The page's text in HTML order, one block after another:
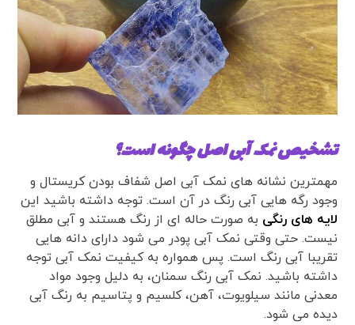
تشخیص نمک آبی اصل چگونه است؟
مهمترین نشانه های نمک آبی اصل شفاف بودن کریستال و
وجود رگه هایی آبی رنگ در آن است. توجه داشته باشید این
لایه های رنگی به صورت حاله ای از رنگ هستند و آبی مطلق
نیست. حتی وقتی نمک آبی پودر می شود دارای دانه هایی
تقریبا آبی رنگ است. پس همواره به کیفیت نمک آبی توجه
داشته باشید. نمک آبی رنگ سمنان، به دلیل وجود مواد
معدنی مانند سیلویوت، آهن، کلسیم و پتاسیم به رنگ آبی
دیده می شود.